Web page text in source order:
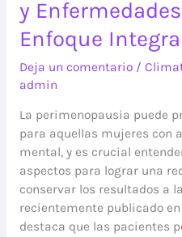
y
Enfoque
Deja un comentario /
admin
La perimenopausia puede
para aquellas mujeres con
mental, y es crucial
aspectos para lograr una
conservar los resultados a
recientemente publicado en
destaca que las pacientes
Perimenopausia
y
Enfermedades
Mentales:
Un
Enfoque
Integral»